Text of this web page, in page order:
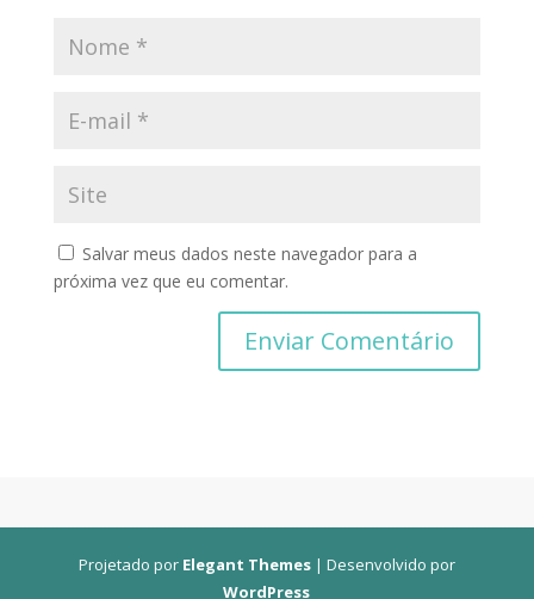
Salvar meus dados neste navegador para a
próxima vez que eu comentar.
Projetado por Elegant Themes| Desenvolvido por
WordPress